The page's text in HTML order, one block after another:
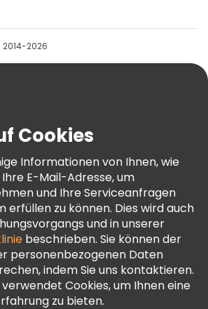
2026
Cookies
Informationen von Ihnen, wie
E-Mail-Adresse, um
und Ihre Serviceanfragen
erfüllen zu können. Dies wird auch
und in unserer
beschrieben. Sie können der
personenbezogenen Daten
indem Sie uns kontaktieren.
Cookies, um Ihnen eine
zu bieten.